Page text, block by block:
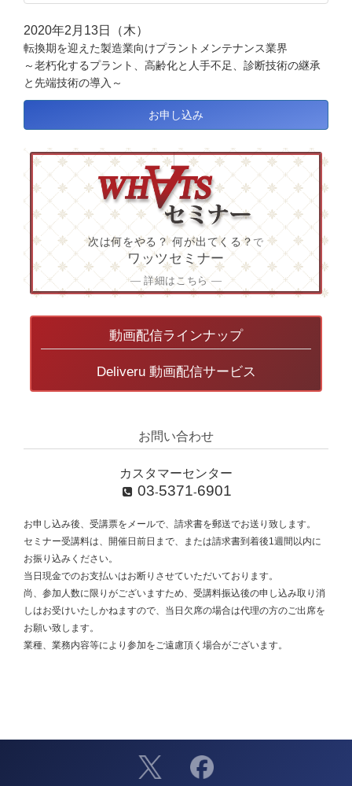
2020年2月13日（木）
転換期を迎えた製造業向けプラントメンテナンス業界
～老朽化するプラント、高齢化と人手不足、診断技術の継承
と先端技術の導入～
お申し込み
次は何をやる？ 何が出てくる？ で
ワッツセミナー
― 詳細はこちら ―
動画配信ラインナップ
Deliveru 動画配信サービス
お問い合わせ
カスタマーセンター
03-5371-6901
お申し込み後、受講票をメールで、請求書を郵送でお送り致します。
セミナー受講料は、開催日前日まで、または請求書到着後1週間以内に
お振り込みください。
当日現金でのお支払いはお断りさせていただいております。
尚、参加人数に限りがございますため、受講料振込後の申し込み取り消
しはお受けいたしかねますので、当日欠席の場合は代理の方のご出席を
お願い致します。
業種、業務内容等により参加をご遠慮頂く場合がございます。